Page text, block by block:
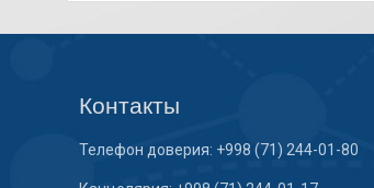
Контакты
Телефон доверия: +998 (71) 244-01-80